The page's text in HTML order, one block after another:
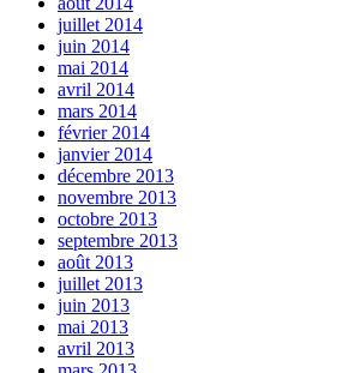
juillet 2014
juin 2014
mai 2014
avril 2014
mars 2014
février 2014
janvier 2014
décembre 2013
novembre 2013
octobre 2013
septembre 2013
août 2013
juillet 2013
juin 2013
mai 2013
avril 2013